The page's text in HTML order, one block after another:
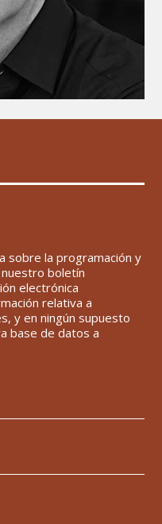
sobre la programación y
boletín
electrónica
relativa a
y en ningún supuesto
base de datos a